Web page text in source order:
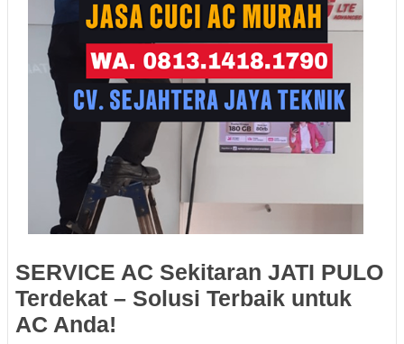
SERVICE AC Sekitaran JATI PULO
Terdekat – Solusi Terbaik untuk
AC Anda!